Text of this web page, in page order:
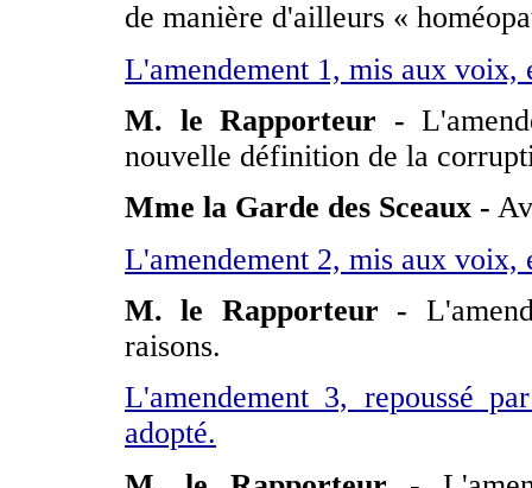
de manière d'ailleurs «
L'amendement 1, mis aux voix,
M. le Rapporteur -
nouvelle définition de la
Mme la Garde des Sceaux -
L'amendement 2, mis aux voix,
M. le Rapporteur -
raisons.
L'amendement 3, repoussé
adopté.